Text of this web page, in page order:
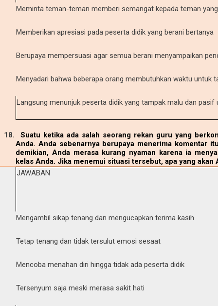
Meminta teman-teman memberi semangat kepada teman
Memberikan apresiasi pada peserta didik yang berani bertanya
Berupaya mempersuasi agar semua berani menyampaikan
Menyadari bahwa beberapa orang membutuhkan waktu untuk
Langsung menunjuk peserta didik yang tampak malu dan pasif
18.
Suatu ketika ada salah seorang rekan guru yang
Anda. Anda sebenarnya berupaya menerima komentar
demikian, Anda merasa kurang nyaman karena ia
kelas Anda. Jika menemui situasi tersebut, apa yang akan
JAWABAN
Mengambil sikap tenang dan mengucapkan terima kasih
Tetap tenang dan tidak tersulut emosi sesaat
Mencoba menahan diri hingga tidak ada peserta didik
Tersenyum saja meski merasa sakit hati